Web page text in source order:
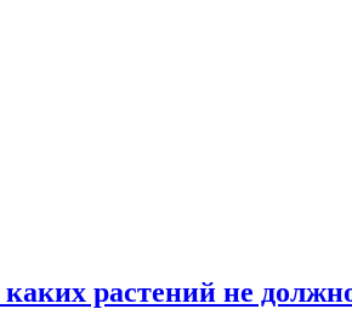
растений не